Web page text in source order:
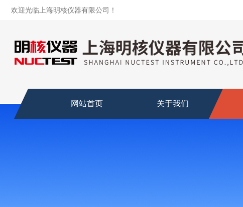
欢迎光临上海明核仪器有限公司！
网站首页 关于我们